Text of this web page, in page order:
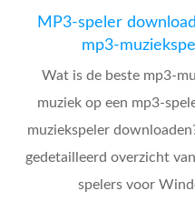
MP3-speler
mp3-
Wat is de beste mp3-
muziek op een mp3-
muziekspeler
gedetailleerd overzicht
spelers voor